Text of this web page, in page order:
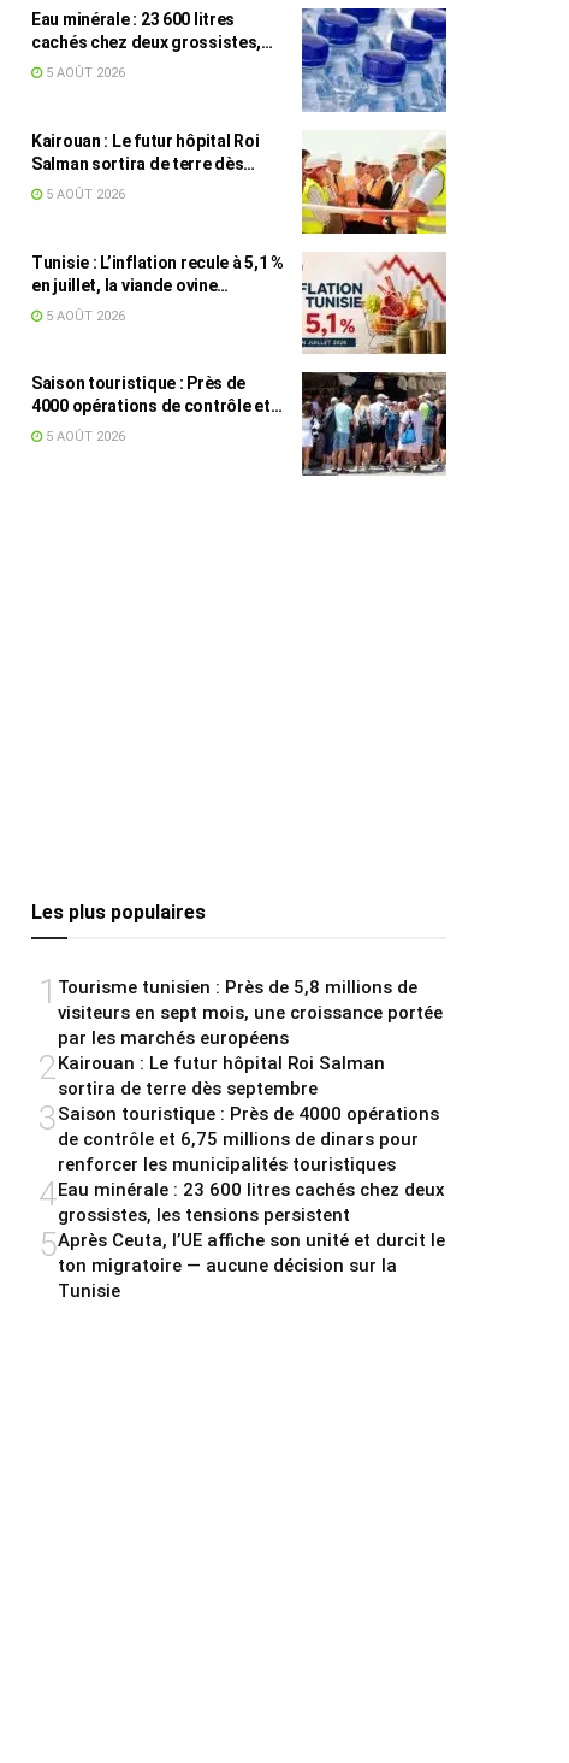
Eau minérale : 23 600 litres
cachés chez deux grossistes,
les tensions persistent
5 AOÛT 2026
Kairouan : Le futur hôpital Roi
Salman sortira de terre dès
septembre
5 AOÛT 2026
Tunisie : L’inflation recule à 5,1 %
en juillet, la viande ovine
toujours en tête des hausses
5 AOÛT 2026
Saison touristique : Près de
4000 opérations de contrôle et
6,75 millions de dinars pour
5 AOÛT 2026
Les plus populaires
1 Tourisme tunisien : Près de 5,8 millions de
visiteurs en sept mois, une croissance portée
par les marchés européens
2Kairouan : Le futur hôpital Roi Salman
sortira de terre dès septembre
3Saison touristique : Près de 4000 opérations
de contrôle et 6,75 millions de dinars pour
renforcer les municipalités touristiques
4Eau minérale : 23 600 litres cachés chez deux
grossistes, les tensions persistent
5Après Ceuta, l’UE affiche son unité et durcit le
ton migratoire — aucune décision sur la
Tunisie